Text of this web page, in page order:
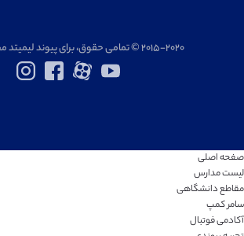
۲۰۱۵-۲۰۲۰ © تمامی حقوق، برای پیوند لیمیتد محفوظ است .
صفحه اصلی
لیست مدارس
مقاطع دانشگاهی
سامر کمپ
آکادمی فوتبال